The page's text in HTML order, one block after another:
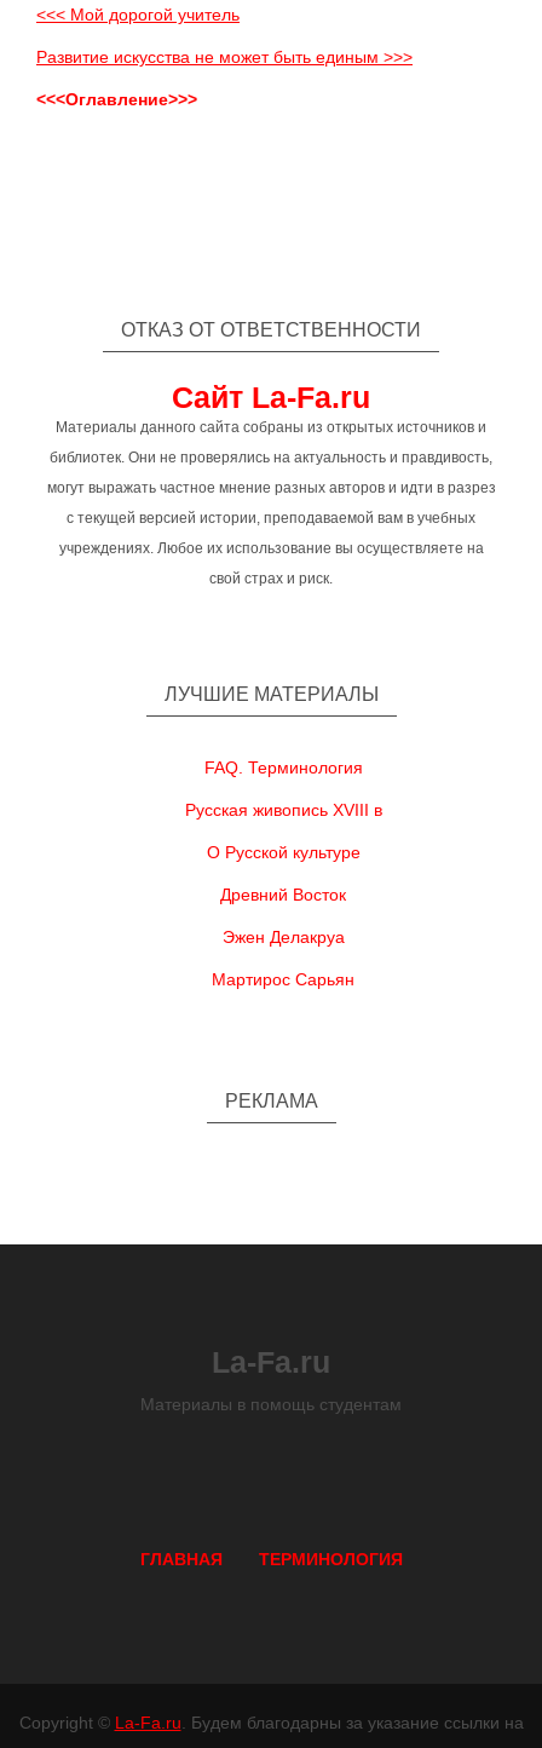
<<< Мой дорогой учитель
Развитие искусства не может быть единым >>>
<<<Оглавление>>>
ОТКАЗ ОТ ОТВЕТСТВЕННОСТИ
Сайт La-Fa.ru
Материалы данного сайта собраны из открытых источников и
библиотек. Они не проверялись на актуальность и правдивость,
могут выражать частное мнение разных авторов и идти в разрез
с текущей версией истории, преподаваемой вам в учебных
учреждениях. Любое их использование вы осуществляете на
свой страх и риск.
ЛУЧШИЕ МАТЕРИАЛЫ
FAQ. Терминология
Русская живопись XVIII в
О Русской культуре
Древний Восток
Эжен Делакруа
Мартирос Сарьян
РЕКЛАМА
La-Fa.ru
Материалы в помощь студентам
ГЛАВНАЯ ТЕРМИНОЛОГИЯ
Copyright © La-Fa.ru . Будем благодарны за указание ссылки на